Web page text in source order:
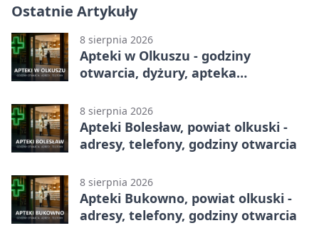
Ostatnie Artykuły
8 sierpnia 2026
Apteki w Olkuszu - godziny
otwarcia, dyżury, apteka
8 sierpnia 2026
Apteki Bolesław, powiat olkuski -
adresy, telefony, godziny otwarcia
8 sierpnia 2026
Apteki Bukowno, powiat olkuski -
adresy, telefony, godziny otwarcia